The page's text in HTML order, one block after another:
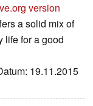
version
a solid mix of
life for a good
19.11.2015